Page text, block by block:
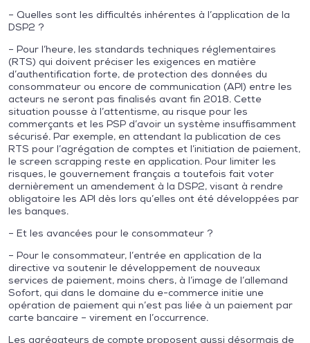
– Quelles sont les difficultés inhérentes à l’application de la
DSP2 ?
– Pour l’heure, les standards techniques réglementaires
(RTS) qui doivent préciser les exigences en matière
d’authentification forte, de protection des données du
consommateur ou encore de communication (API) entre les
acteurs ne seront pas finalisés avant fin 2018. Cette
situation pousse à l’attentisme, au risque pour les
commerçants et les PSP d’avoir un système insuffisamment
sécurisé. Par exemple, en attendant la publication de ces
RTS pour l’agrégation de comptes et l’initiation de paiement,
le screen scrapping reste en application. Pour limiter les
risques, le gouvernement français a toutefois fait voter
dernièrement un amendement à la DSP2, visant à rendre
obligatoire les API dès lors qu’elles ont été développées par
les banques.
– Et les avancées pour le consommateur ?
– Pour le consommateur, l’entrée en application de la
directive va soutenir le développement de nouveaux
services de paiement, moins chers, à l’image de l’allemand
Sofort, qui dans le domaine du e-commerce initie une
opération de paiement qui n’est pas liée à un paiement par
carte bancaire – virement en l’occurrence.
Les agrégateurs de compte proposent aussi désormais de